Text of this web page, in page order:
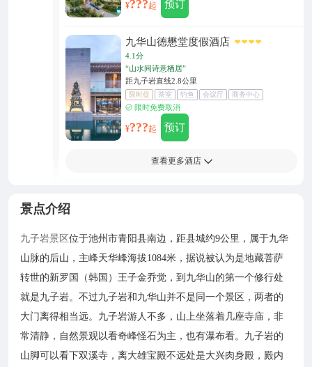
¥???起 预订
九华山德懋堂度假酒店
4.1分
“山水间诗意栖居”
距九子岩直线2.8公里
限时促 茶室 钓鱼 会议厅
商务中心
充电车位
限时免费取消
¥???起 预订
查看更多酒店
景点介绍
九子岩景区位于池州市青阳县南边，距县城约9公里，属于九华
山脉的后山，主峰天华峰海拔1084米，据说被认为是地藏菩萨
转世的新罗国（韩国）王子金乔觉，到九华山的第一个修行处
就是九子岩。不过九子岩和九华山并不是同一个景区，两者的
大门离得相当远。九子岩游人不多，山上坐落着几座寺庙，非
常清静，自然景观以看奇峰怪石为主，也有瀑布看。九子岩的
山脚可以看下双溪寺，离大雄宝殿不远处是大兴肉身殿，殿内